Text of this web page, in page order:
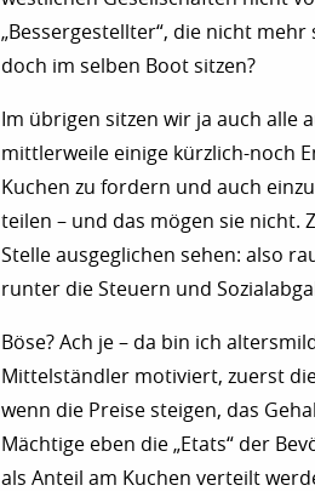
„Bessergestellter“, die nicht
doch im selben Boot sitzen?
Im übrigen sitzen wir ja auch alle
mittlerweile einige kürzlich-noch
Kuchen zu fordern und auch
teilen – und das mögen sie nicht.
Stelle ausgeglichen sehen: also
runter die Steuern und
Böse? Ach je – da bin ich
Mittelständler motiviert, zuerst
wenn die Preise steigen, das
Mächtige eben die „Etats“ der
als Anteil am Kuchen verteilt